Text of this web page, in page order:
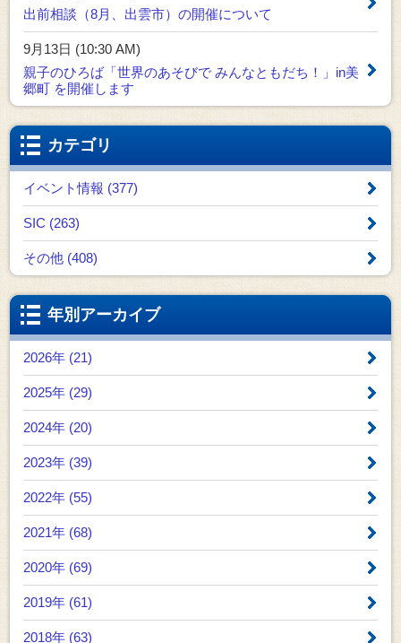
出前相談（8月、出雲市）の開催について
9月13日 (10:30 AM)
親子のひろば「世界のあそびで みんなともだち！」in美
郷町 を開催します
カテゴリ
イベント情報 (377)
SIC (263)
その他 (408)
年別アーカイブ
2026年 (21)
2025年 (29)
2024年 (20)
2023年 (39)
2022年 (55)
2021年 (68)
2020年 (69)
2019年 (61)
2018年 (63)